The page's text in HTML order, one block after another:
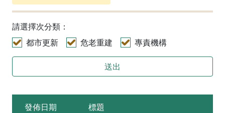
請選擇次分類：
都市更新
危老重建 專責機構
送出
發佈日期 標題